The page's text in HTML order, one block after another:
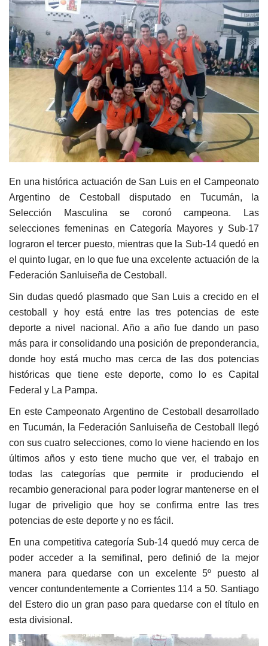
En una histórica actuación de San Luis en el Campeonato
Argentino de Cestoball disputado en Tucumán, la
Selección Masculina se coronó campeona. Las
selecciones femeninas en Categoría Mayores y Sub-17
lograron el tercer puesto, mientras que la Sub-14 quedó en
el quinto lugar, en lo que fue una excelente actuación de la
Federación Sanluiseña de Cestoball.
Sin dudas quedó plasmado que San Luis a crecido en el
cestoball y hoy está entre las tres potencias de este
deporte a nivel nacional. Año a año fue dando un paso
más para ir consolidando una posición de preponderancia,
donde hoy está mucho mas cerca de las dos potencias
históricas que tiene este deporte, como lo es Capital
Federal y La Pampa.
En este Campeonato Argentino de Cestoball desarrollado
en Tucumán, la Federación Sanluiseña de Cestoball llegó
con sus cuatro selecciones, como lo viene haciendo en los
últimos años y esto tiene mucho que ver, el trabajo en
todas las categorías que permite ir produciendo el
recambio generacional para poder lograr mantenerse en el
lugar de priveligio que hoy se confirma entre las tres
potencias de este deporte y no es fácil.
En una competitiva categoría Sub-14 quedó muy cerca de
poder acceder a la semifinal, pero definió de la mejor
manera para quedarse con un excelente 5º puesto al
vencer contundentemente a Corrientes 114 a 50. Santiago
del Estero dio un gran paso para quedarse con el título en
esta divisional.